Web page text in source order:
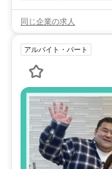
同じ企業の求人
アルバイト・パート